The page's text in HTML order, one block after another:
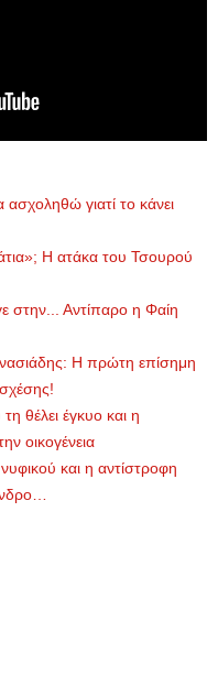
γιατί το κάνει
Η ατάκα του Τσουρού
στην... Αντίπαρο η Φαίη
Η πρώτη επίσημη
θέλει έγκυο και η
οικογένεια
και η αντίστροφη